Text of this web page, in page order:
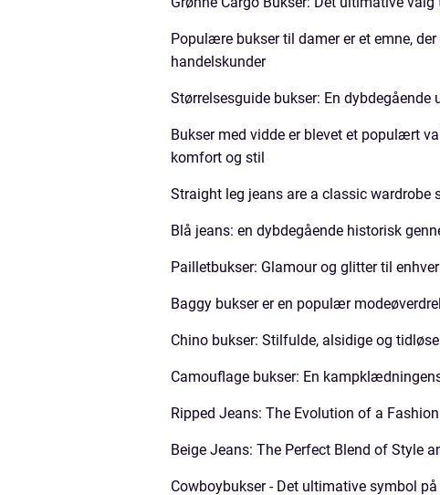
Populære bukser til damer er et emne,
handelskunder
Størrelsesguide bukser: En
Bukser med vidde er blevet et populært
komfort og stil
Straight leg jeans are a classic
Blå jeans: en dybdegående historisk
Pailletbukser: Glamour og glitter til
Baggy bukser er en populær
Chino bukser: Stilfulde, alsidige og tidløse
Camouflage bukser: En
Ripped Jeans: The Evolution of a
Beige Jeans: The Perfect Blend of Style
Cowboybukser - Det ultimative symbol